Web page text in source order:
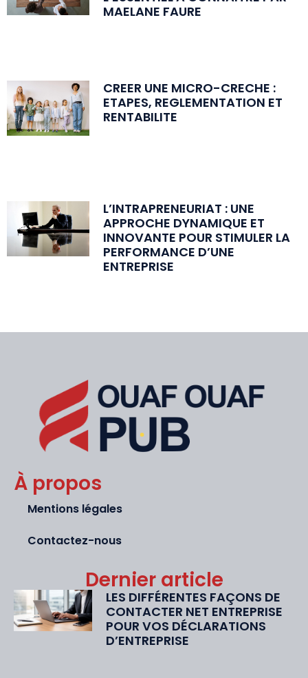
MAELANE FAURE
CREER UNE MICRO-CRECHE :
ETAPES, REGLEMENTATION ET
RENTABILITE
L’INTRAPRENEURIAT : UNE
APPROCHE DYNAMIQUE ET
INNOVANTE POUR STIMULER LA
PERFORMANCE D’UNE
ENTREPRISE
À propos
Mentions légales
Contactez-nous
Dernier article
LES DIFFÉRENTES FAÇONS DE
CONTACTER NET ENTREPRISE
POUR VOS DÉCLARATIONS
D’ENTREPRISE